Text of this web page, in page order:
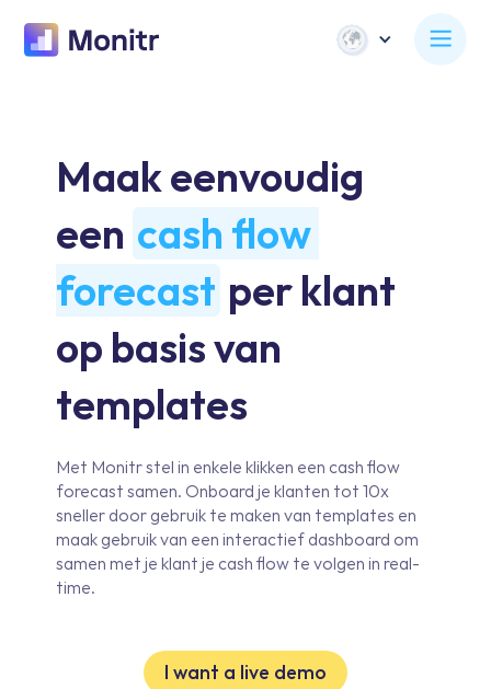
Maak eenvoudig
een cash flow
forecast per klant
op basis van
templates
Met Monitr stel in enkele klikken een cash flow
forecast samen. Onboard je klanten tot 10x
sneller door gebruik te maken van templates en
maak gebruik van een interactief dashboard om
samen met je klant je cash flow te volgen in real-
time.
I want a live demo